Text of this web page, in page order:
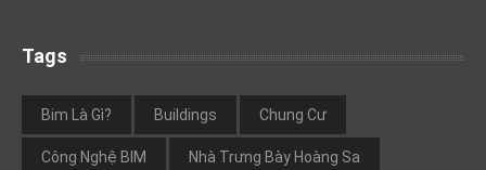
Tags
Bim Là Gì? Buildings Chung Cư
Công Nghệ BIM Nhà Trưng Bày Hoàng Sa